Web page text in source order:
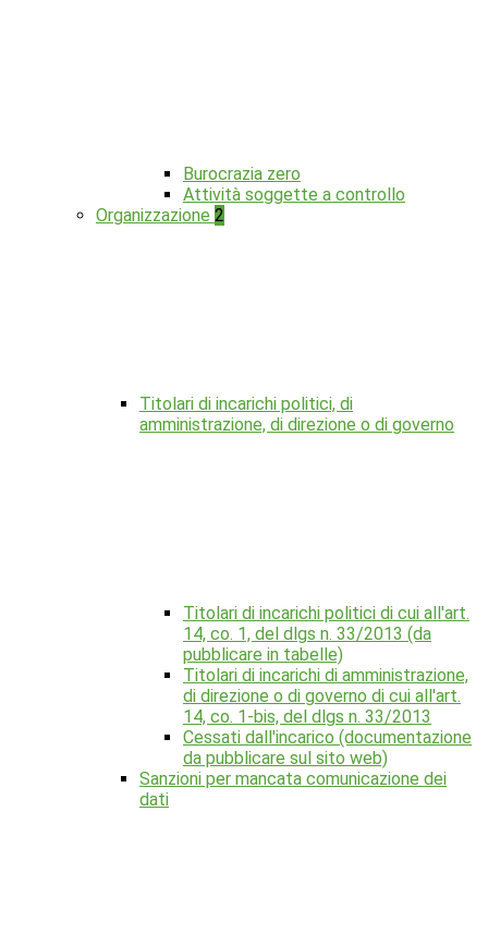
Burocrazia zero
Attività soggette a controllo
Organizzazione 2
Titolari di incarichi politici, di
amministrazione, di direzione o di governo
Titolari di incarichi politici di cui all'art.
14, co. 1, del dlgs n. 33/2013 (da
pubblicare in tabelle)
Titolari di incarichi di amministrazione,
di direzione o di governo di cui all'art.
14, co. 1-bis, del dlgs n. 33/2013
Cessati dall'incarico (documentazione
da pubblicare sul sito web)
Sanzioni per mancata comunicazione dei
dati